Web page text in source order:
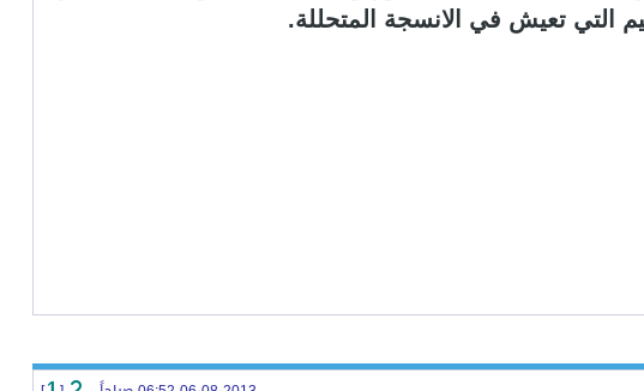
التي تعيش في الانسجة المتحللة.